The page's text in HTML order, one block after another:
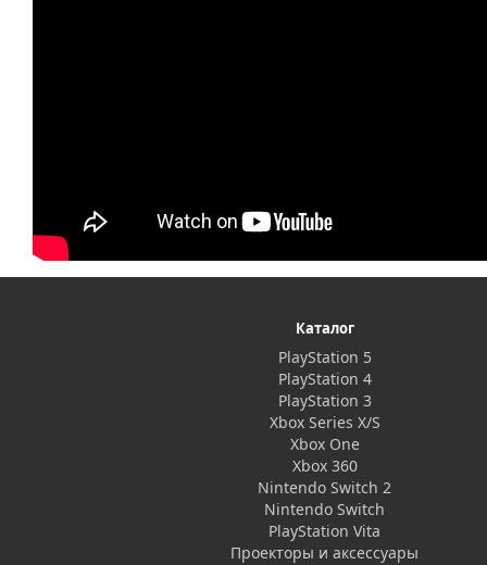
Каталог
PlayStation 5
PlayStation 4
PlayStation 3
Xbox Series X/S
Xbox One
Xbox 360
Nintendo Switch 2
Nintendo Switch
PlayStation Vita
Проекторы и аксессуары